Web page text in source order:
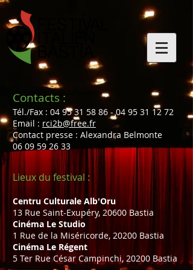
Contacts :
Tél./Fax : 04 95 31 58 86 - 04 95 31 12 72
Email : rci2b@free.fr
Contact presse : Alexandra Belmonte
06 09 59 26 33
Lieux du festival :
Centru Culturale Alb'Oru
13 Rue Saint-Exupéry, 20600 Bastia
Cinéma Le Studio
1 Rue de la Miséricorde, 20200 Bastia
Cinéma Le Régent
5 Ter Rue César Campinchi, 20200 Bastia